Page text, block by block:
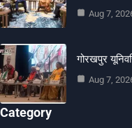
Aug 7,
गोरखपुर
Aug 7,
Category